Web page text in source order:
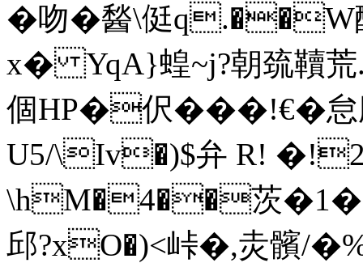
�吻�醔\侹
x� YqA}蝗~j?朝巯韇荒.
個HP�伬��
U5/\Iv�)$弁 R! �!2!
\hM�4��茨
邱?xO�)<峠�,灻髕/